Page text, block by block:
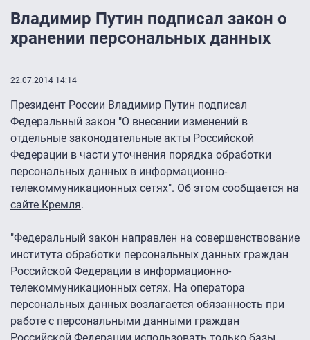
Владимир Путин подписал закон о
хранении персональных данных
22.07.2014 14:14
Президент России Владимир Путин подписал
Федеральный закон "О внесении изменений в
отдельные законодательные акты Российской
Федерации в части уточнения порядка обработки
персональных данных в информационно-
телекоммуникационных сетях". Об этом сообщается на
сайте Кремля.
"Федеральный закон направлен на совершенствование
института обработки персональных данных граждан
Российской Федерации в информационно-
телекоммуникационных сетях. На оператора
персональных данных возлагается обязанность при
работе с персональными данными граждан